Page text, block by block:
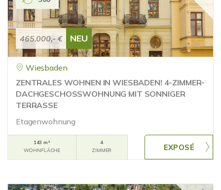
465.000,- € NEU
Wiesbaden
ZENTRALES WOHNEN IN WIESBADEN! 4-ZIMMER-
DACHGESCHOSSWOHNUNG MIT SONNIGER
TERRASSE
Etagenwohnung
143 m²
WOHNFLÄCHE
4
ZIMMER